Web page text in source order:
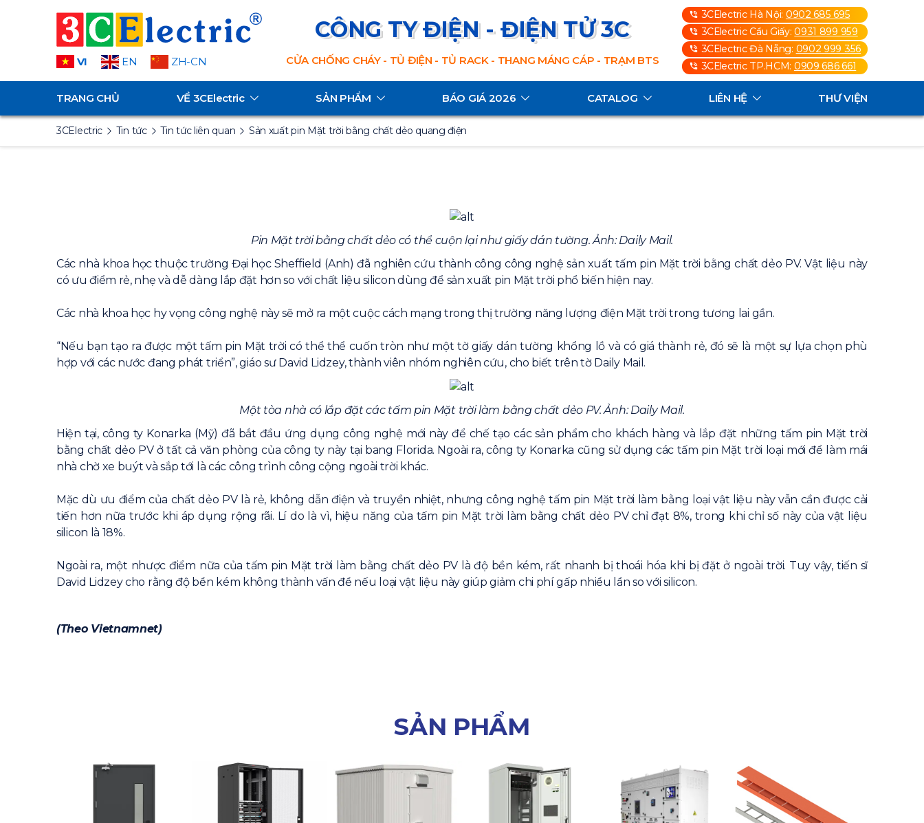
VI EN ZH-CN
CÔNG TY ĐIỆN - ĐIỆN TỬ 3C
CỬA CHỐNG CHÁY - TỦ ĐIỆN - TỦ RACK - THANG MÁNG CÁP - TRẠM BTS
3CElectric Hà Nội: 0902 685 695
3CElectric Cầu Giấy:0931 899 959
3CElectric Đà Nẵng: 0902 999 356
3CElectric TP.HCM: 0909 686 661
TRANG CHỦ VỀ 3CElectric SẢN PHẨM BÁO GIÁ 2026 CATALOG LIÊN HỆ THƯ VIỆN
3CElectric Tin tức Tin tức liên quan Sản xuất pin Mặt trời bằng chất dẻo quang điện
Pin Mặt trời bằng chất dẻo có thể cuộn lại như giấy dán tường. Ảnh: Daily Mail.
Các nhà khoa học thuộc trường Đại học Sheffield (Anh) đã nghiên cứu thành công công nghệ sản xuất tấm pin Mặt trời bằng chất dẻo PV. Vật liệu này
có ưu điểm rẻ, nhẹ và dễ dàng lắp đặt hơn so với chất liệu silicon dùng để sản xuất pin Mặt trời phổ biến hiện nay.
Các nhà khoa học hy vọng công nghệ này sẽ mở ra một cuộc cách mạng trong thị trường năng lượng điện Mặt trời trong tương lai gần.
“Nếu bạn tạo ra được một tấm pin Mặt trời có thể thể cuốn tròn như một tờ giấy dán tường khổng lồ và có giá thành rẻ, đó sẽ là một sự lựa chọn phù
hợp với các nước đang phát triển”, giáo sư David Lidzey, thành viên nhóm nghiên cứu, cho biết trên tờ Daily Mail.
Một tòa nhà có lắp đặt các tấm pin Mặt trời làm bằng chất dẻo PV. Ảnh: Daily Mail.
Hiện tại, công ty Konarka (Mỹ) đã bắt đầu ứng dụng công nghệ mới này để chế tạo các sản phẩm cho khách hàng và lắp đặt những tấm pin Mặt trời
bằng chất dẻo PV ở tất cả văn phòng của công ty này tại bang Florida. Ngoài ra, công ty Konarka cũng sử dụng các tấm pin Mặt trời loại mới để làm mái
nhà chờ xe buýt và sắp tới là các công trình công cộng ngoài trời khác.
Mặc dù ưu điểm của chất dẻo PV là rẻ, không dẫn điện và truyền nhiệt, nhưng công nghệ tấm pin Mặt trời làm bằng loại vật liệu này vẫn cần được cải
tiến hơn nữa trước khi áp dụng rộng rãi. Lí do là vì, hiệu năng của tấm pin Mặt trời làm bằng chất dẻo PV chỉ đạt 8%, trong khi chỉ số này của vật liệu
silicon là 18%.
Ngoài ra, một nhược điểm nữa của tấm pin Mặt trời làm bằng chất dẻo PV là độ bền kém, rất nhanh bị thoái hóa khi bị đặt ở ngoài trời. Tuy vậy, tiến sĩ
David Lidzey cho rằng độ bền kém không thành vấn đề nếu loại vật liệu này giúp giảm chi phí gấp nhiều lần so với silicon.
(Theo Vietnamnet)
SẢN PHẨM